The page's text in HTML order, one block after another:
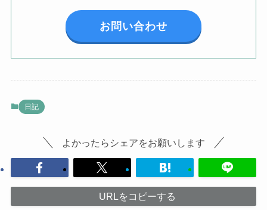
お問い合わせ
日記
よかったらシェアをお願いします
URLをコピーする